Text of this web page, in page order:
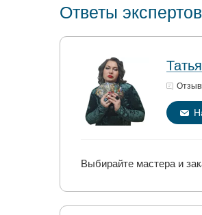
Ответы экспертов
Выбирайте мастера и